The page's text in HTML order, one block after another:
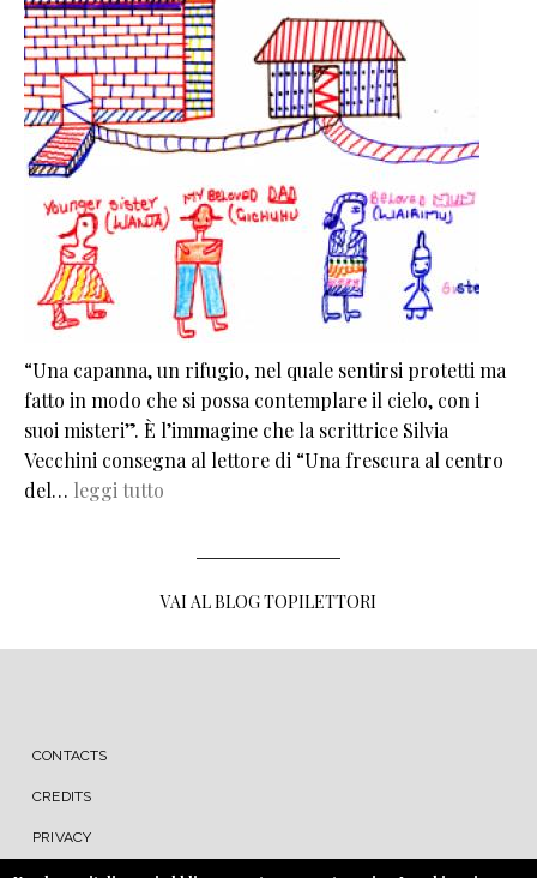
“Una capanna, un rifugio, nel quale sentirsi protetti ma
fatto in modo che si possa contemplare il cielo, con i
suoi misteri”. È l’immagine che la scrittrice Silvia
Vecchini consegna al lettore di “Una frescura al centro
del… leggi tutto
VAI AL BLOG TOPILETTORI
MENU FOOTER
CONTACTS
CREDITS
PRIVACY